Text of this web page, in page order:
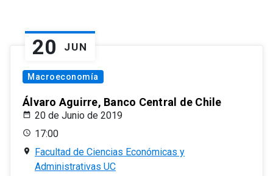
20 JUN
Macroeconomía
Álvaro Aguirre, Banco Central de Chile
20 de Junio de 2019
17:00
Facultad de Ciencias Económicas y
Administrativas UC